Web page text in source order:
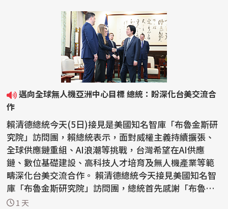
邁向全球無人機亞洲中心目標 總統：盼深化台美交流合
作
賴清德總統今天(5日)接見是美國知名智庫「布魯金斯研
究院」訪問團，賴總統表示，面對威權主義持續擴張、
全球供應鏈重組、AI浪潮等挑戰，台灣希望在AI供應
鏈、數位基礎建設、高科技人才培育及無人機產業等範
疇深化台美交流合作。 賴清德總統今天接見美國知名智
庫「布魯金斯研究院」訪問團，總統首先感謝「布魯金
斯研究...
1 天